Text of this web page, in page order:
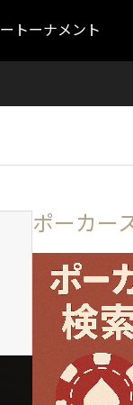
トーナメント
ポーカー